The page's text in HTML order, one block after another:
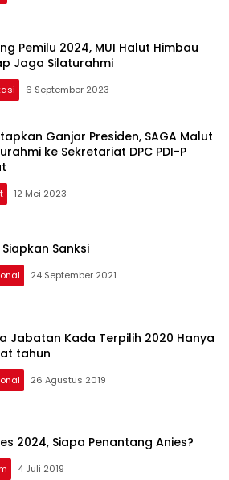
Pemilu 2024, MUI Halut Himbau
Jaga Silaturahmi
6 September 2023
Ganjar Presiden, SAGA Malut
ke Sekretariat DPC PDI-P
12 Mei 2023
Siapkan Sanksi
24 September 2021
Jabatan Kada Terpilih 2020 Hanya
tahun
26 Agustus 2019
2024, Siapa Penantang Anies?
4 Juli 2019